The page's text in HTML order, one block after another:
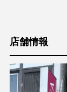
店舗情報